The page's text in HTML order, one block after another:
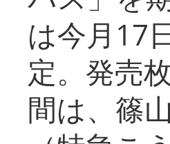
は今月17
定。発売
間は、篠